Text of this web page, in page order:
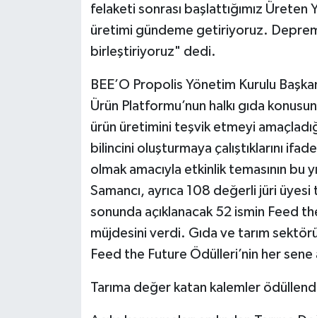
felaketi sonrası başlattığımız
üretimi gündeme getiriyoruz.
birleştiriyoruz" dedi.
BEE’O Propolis Yönetim Kurulu
Ürün Platformu’nun halkı gıda
ürün üretimini teşvik etmeyi
bilincini oluşturmaya çalıştıklarını
olmak amacıyla etkinlik temasının
Samancı, ayrıca 108 değerli jüri
sonunda açıklanacak 52 ismin Feed
müjdesini verdi. Gıda ve tarım
Feed the Future Ödülleri’nin her
Tarıma değer katan kalemler